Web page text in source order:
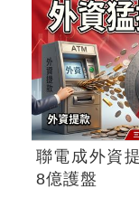
聯電成外資
8億護盤